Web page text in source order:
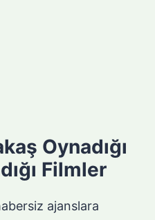
Oynadığı
Filmler
ajanslara